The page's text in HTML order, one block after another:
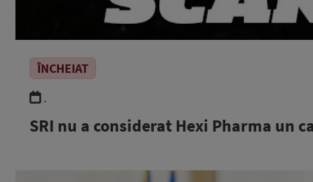
ÎNCHEIAT
.
SRI nu a considerat Hexi Pharma un